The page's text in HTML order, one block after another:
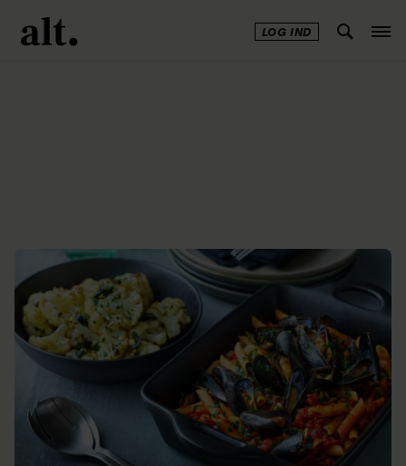
LOG IND